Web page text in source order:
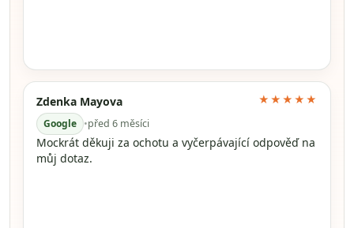
Zdenka Mayova
Google •před 6 měsíci
★★★★★
Mockrát děkuji za ochotu a vyčerpávající odpověď na
můj dotaz.